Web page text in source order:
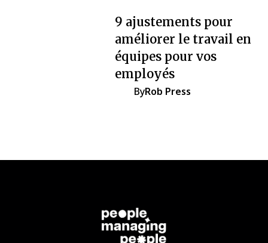
9 ajustements pour
améliorer le travail en
équipes pour vos
employés
ByRob Press